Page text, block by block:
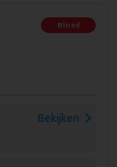
Bloed
Bekijken